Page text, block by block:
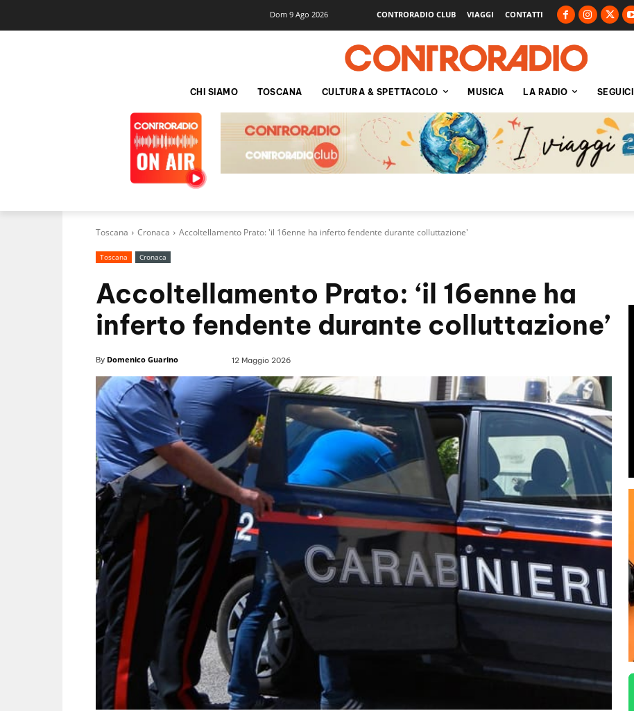
Dom 9 Ago 2026 CONTRORADIO CLUB VIAGGI CONTATTI
CHI SIAMO TOSCANA CULTURA & SPETTACOLO MUSICA LA RADIO SEGUICI
Toscana Cronaca Accoltellamento Prato: 'il 16enne ha inferto fendente durante colluttazione'
Toscana Cronaca
Accoltellamento Prato: ‘il 16enne ha
inferto fendente durante colluttazione’
By Domenico Guarino 12 Maggio 2026